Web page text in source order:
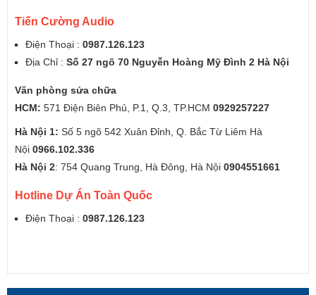
Tiến Cường Audio
Điện Thoại : 0987.126.123
Địa Chỉ : Số 27 ngõ 70 Nguyễn Hoàng Mỹ Đình 2 Hà Nội
Văn phòng sửa chữa
HCM: 571 Điện Biên Phủ, P.1, Q.3, TP.HCM 0929257227
Hà Nội 1: Số 5 ngõ 542 Xuân Đỉnh, Q. Bắc Từ Liêm Hà
Nội 0966.102.336
Hà Nội 2: 754 Quang Trung, Hà Đông, Hà Nội 0904551661
Hotline Dự Án Toàn Quốc
Điện Thoại : 0987.126.123